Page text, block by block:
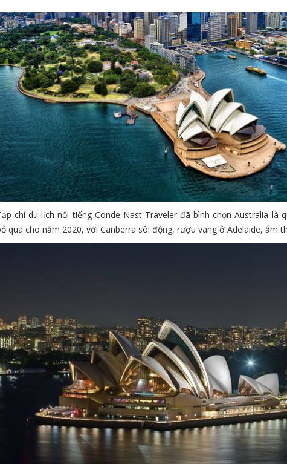
chí du lịch nổi tiếng Conde Nast Traveler đã bình chọn Australia là
qua cho năm 2020, với Canberra sôi động, rượu vang ở Adelaide, ẩm